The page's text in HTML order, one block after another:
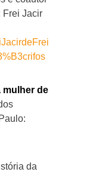
Frei Jacir
mulher de
da